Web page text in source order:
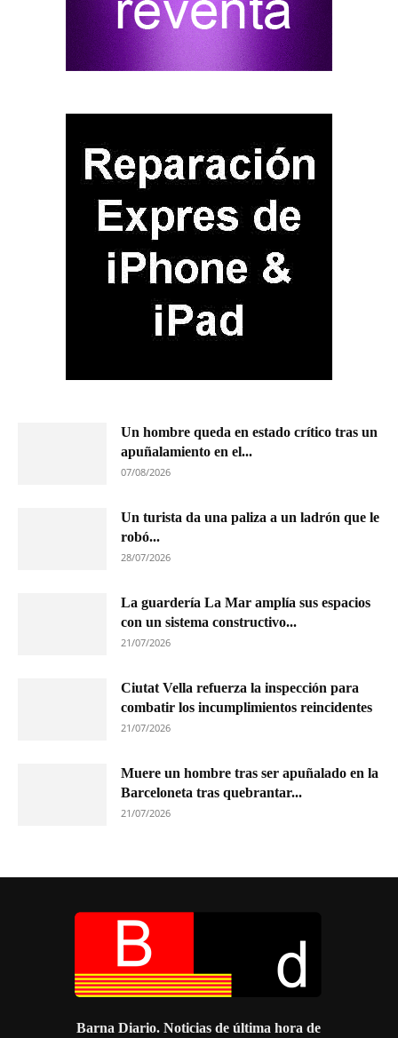
Un hombre queda en estado crítico tras un
apuñalamiento en el...
07/08/2026
Un turista da una paliza a un ladrón que le
robó...
28/07/2026
La guardería La Mar amplía sus espacios
con un sistema constructivo...
21/07/2026
Ciutat Vella refuerza la inspección para
combatir los incumplimientos reincidentes
21/07/2026
Muere un hombre tras ser apuñalado en la
Barceloneta tras quebrantar...
21/07/2026
Barna Diario. Noticias de última hora de